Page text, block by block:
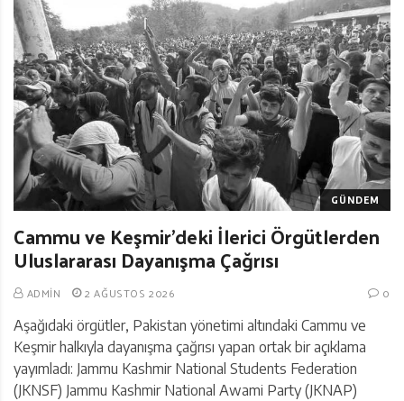
GÜNDEM
Cammu ve Keşmir’deki İlerici Örgütlerden
Uluslararası Dayanışma Çağrısı
ADMIN 2 AĞUSTOS 2026 0
Aşağıdaki örgütler, Pakistan yönetimi altındaki Cammu ve
Keşmir halkıyla dayanışma çağrısı yapan ortak bir açıklama
yayımladı: Jammu Kashmir National Students Federation
(JKNSF) Jammu Kashmir National Awami Party (JKNAP)